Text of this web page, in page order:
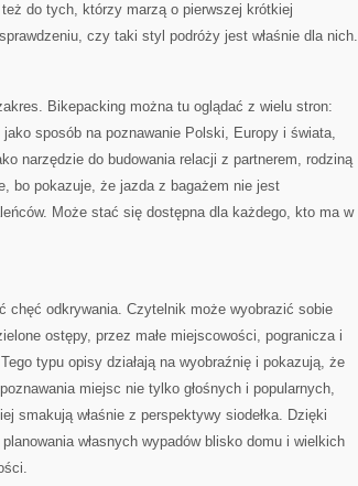
do tych, którzy marzą o pierwszej krótkiej
czy taki styl podróży jest właśnie dla nich.
Bikepacking można tu oglądać z wielu stron:
sposób na poznawanie Polski, Europy i świata,
narzędzie do budowania relacji z partnerem, rodziną
bo pokazuje, że jazda z bagażem nie jest
Może stać się dostępna dla każdego, kto ma w
chęć odkrywania. Czytelnik może wyobrazić sobie
ostępy, przez małe miejscowości, pogranicza i
typu opisy działają na wyobraźnię i pokazują, że
miejsc nie tylko głośnych i popularnych,
smakują właśnie z perspektywy siodełka. Dzięki
własnych wypadów blisko domu i wielkich